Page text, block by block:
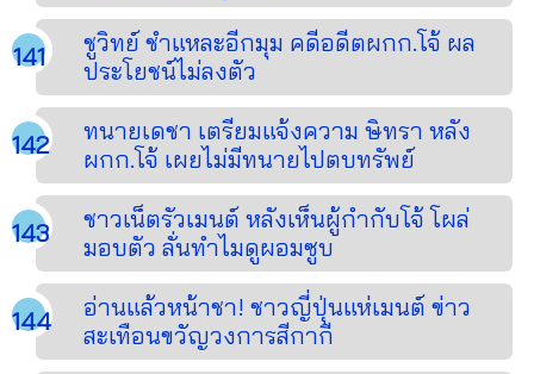
ชูวิทย์ ชำแหละอีกมุม คดีอดีตผกก.โจ้ ผล
ประโยชน์ไม่ลงตัว
ทนายเดชา เตรียมแจ้งความ ษิทรา หลัง
ผกก.โจ้ เผยไม่มีทนายไปตบทรัพย์
ชาวเน็ตรัวเมนต์ หลังเห็นผู้กำกับโจ้ โผล่
มอบตัว ลั่นทำไมดูผอมซูบ
อ่านแล้วหน้าชา! ชาวญี่ปุ่นแห่เมนต์ ข่าว
สะเทือนขวัญวงการสีกากี